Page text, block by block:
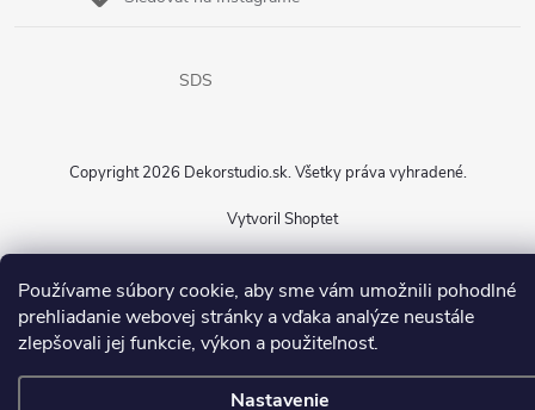
Používame súbory cookie, aby sme vám umožnili pohodlné
prehliadanie webovej stránky a vďaka analýze neustále
zlepšovali jej funkcie, výkon a použiteľnosť.
Nastavenie
SDS
Vytvoril Shoptet
Copyright 2026 Dekorstudio.sk. Všetky práva vyhradené.